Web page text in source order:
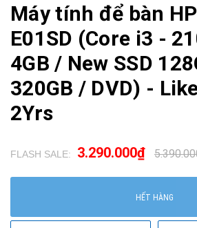
Máy tính để bàn
E01SD (Core i3 -
4GB / New SSD
320GB / DVD) -
2Yrs
FLASH SALE: 3.290.000₫
HẾT HÀNG